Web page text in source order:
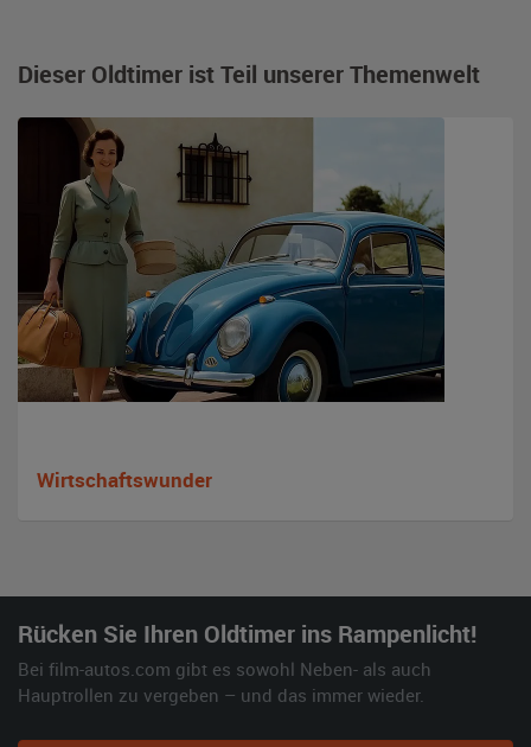
Dieser Oldtimer ist Teil unserer Themenwelt
Wirtschaftswunder
Rücken Sie Ihren Oldtimer ins Rampenlicht!
Bei film-autos.com gibt es sowohl Neben- als auch
Hauptrollen zu vergeben – und das immer wieder.